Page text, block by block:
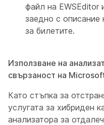
файл на EWSEditor
заедно с описание
за билетите.
Използване на
свързаност на
Като стъпка за
услугата за хибриден
анализатора за